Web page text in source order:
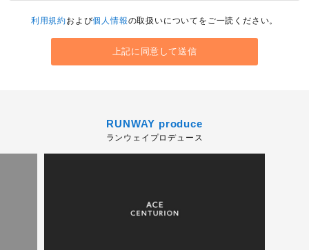
利用規約および個人情報の取扱いについてをご一読ください。
RUNWAY produce
ランウェイプロデュース